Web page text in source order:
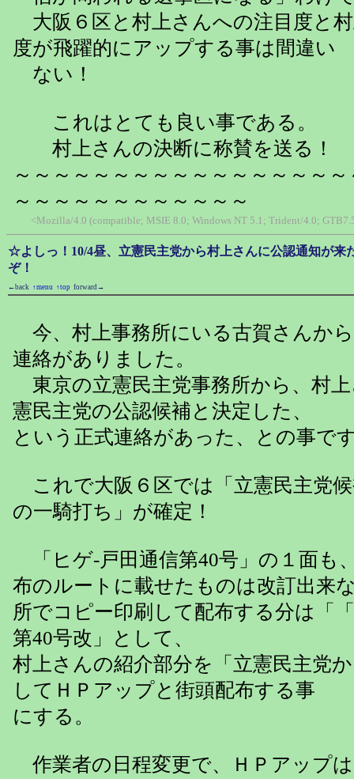
大阪６区と村上さんへの注目度と
度が飛躍的にアップする事は間違い
ない！
これはとても良い事である。
村上さんの決断に称賛を送る！
～～～～～～～～～～～～～～～～
～～～～～～～～～～～～
<Mozilla/4.0 (compatible; MSIE 8.0; Windows NT 5.1; Trident/4.0;
☆よしっ！10/4昼、立憲民主党から村上さんに公認通知が来
ぞ！
←back ↑menu ↑top forward→
今、村上事務所にいる古賀さんか
連絡がありました。
東京の立憲民主党事務所から、村
憲民主党の公認候補と決定した、
という正式連絡があった、との事で
これで大阪６区では「立憲民主党
の一騎打ち」が確定！
「ヒゲ-戸田通信第40号」の１面も
布のルートに載せたものは改訂出来
所でコピー印刷して配布する分は「
第40号改」として、
村上さんの紹介部分を「立憲民主党
してＨＰアップと街頭配布する事
にする。
作業者の日程変更で、ＨＰアップ